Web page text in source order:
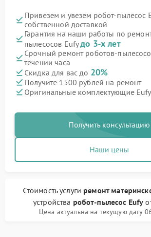
Привезем и увезем робот-пылесос
собственной доставкой
Гарантия на наши работы по
пылесосов Eufyдо 3-х лет
Срочный ремонт роботов-
течении часа
Скидка для вас до 20%
Получите 1500 рублей на ремонт
Оригинальные комплектующие Eufy
Получить консультацию
Наши цены
Стоимость услуги ремонт
устройства робот-пылесос Eufy
Цена актуальна на текущую дату